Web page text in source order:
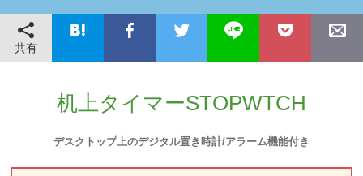
共有
机上タイマーSTOPWTCH
デスクトップ上のデジタル置き時計/アラーム機能付き